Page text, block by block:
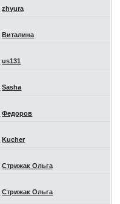
zhyura
Виталина
us131
Sasha
Федоров
Kucher
Стрижак Ольга
Стрижак Ольга